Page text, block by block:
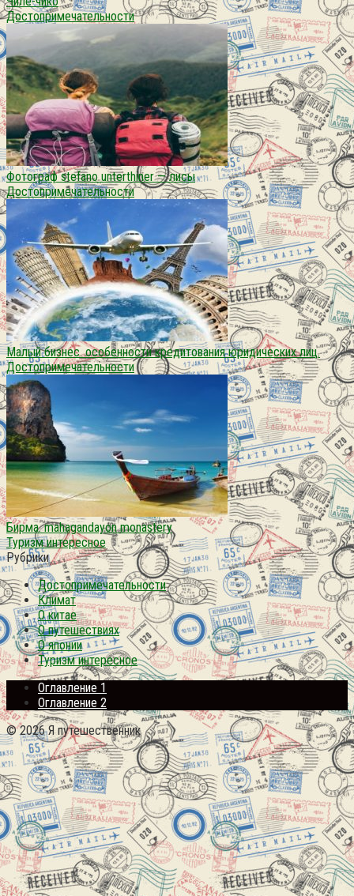
Достопримечательности
Фотограф stefano unterthiner — лисы
Достопримечательности
Малый бизнес. особенности кредитования юридических лиц.
Достопримечательности
Бирма. mahagandayon monastery
Туризм интересное
Рубрики
Достопримечательности
Климат
О китае
О путешествиях
О японии
Туризм интересное
Оглавление 1
Оглавление 2
© 2026 Я путешественник